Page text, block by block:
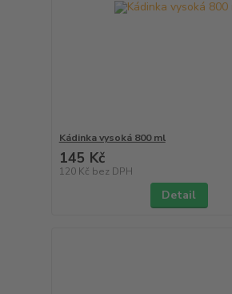
Kádinka vysoká 800 ml
145 Kč
120 Kč bez DPH
Detail